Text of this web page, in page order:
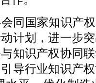
国家知识产权
计划，进一步
知识产权协同
导行业知识产